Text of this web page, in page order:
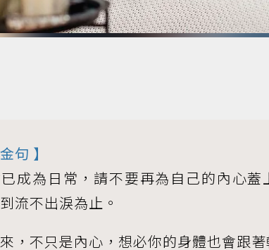
句 】
成為日常，請不要再為自己的內心
流不出淚為止。
，不只是內心，想必你的身體也會跟著